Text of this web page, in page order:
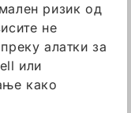
ризик од
не
алатки за
или
како